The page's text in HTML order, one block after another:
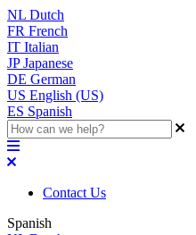
NL Dutch
FR French
IT Italian
JP Japanese
DE German
US English (US)
ES Spanish
Contact Us
Spanish